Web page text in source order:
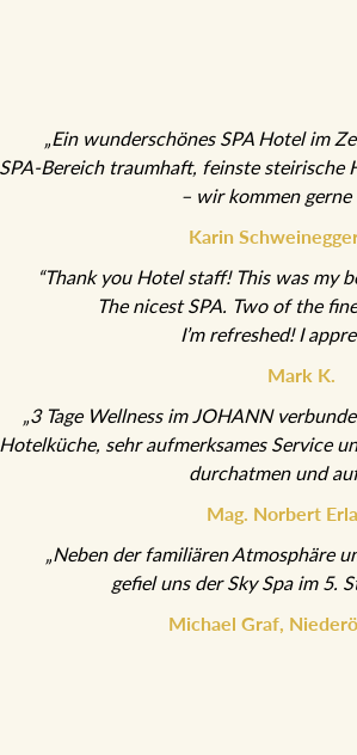
„Ein wunderschönes SPA Hotel im
SPA-Bereich traumhaft, feinste steirische
– wir kommen gerne
Karin
“Thank you Hotel staff! This was my
The nicest SPA. Two of the
I’m refreshed! I
Mark K.
„3 Tage Wellness im JOHANN
sehr aufmerksames Service
durchatmen und
Mag. Norbert
„Neben der familiären Atmosphäre
gefiel uns der Sky Spa im 5.
Michael Graf,